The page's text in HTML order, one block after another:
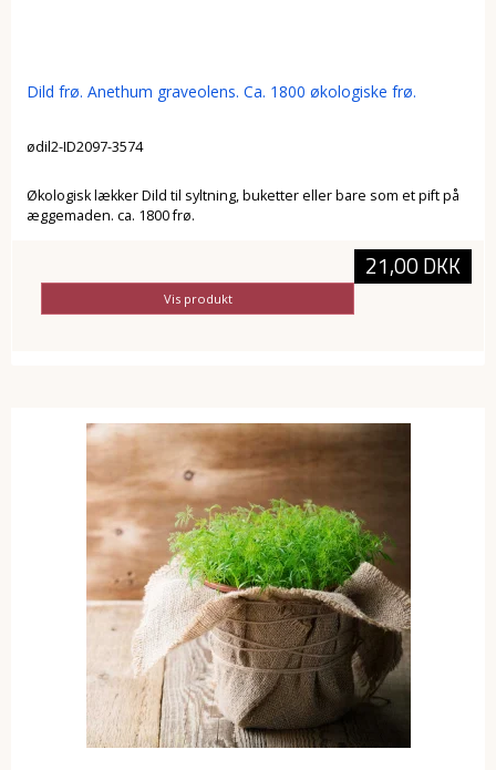
Dild frø. Anethum graveolens. Ca. 1800 økologiske frø.
ødil2-ID2097-3574
Økologisk lækker Dild til syltning, buketter eller bare som et pift på
æggemaden. ca. 1800 frø.
21,00 DKK
Vis produkt